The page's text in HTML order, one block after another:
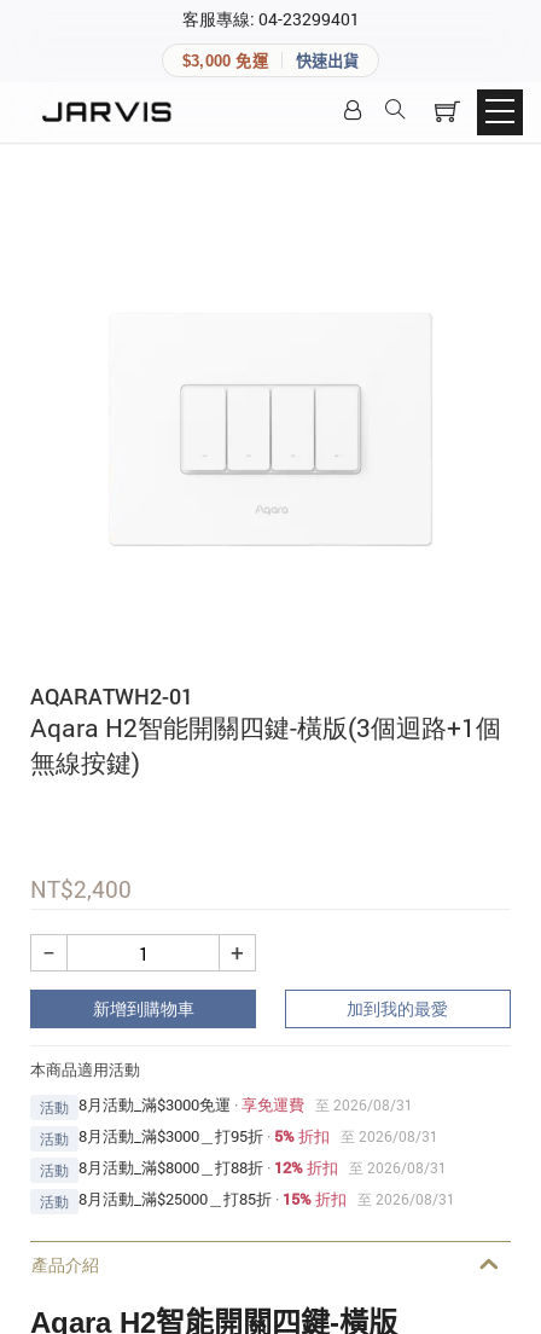
客服專線: 04-23299401
$3,000 免運 快速出貨
AQARATWH2-01
Aqara H2智能開關四鍵-橫版(3個迴路+1個
無線按鍵)
NT$2,400
+
−
新增到購物車 加到我的最愛
本商品適用活動
活動 8月活動_滿$3000免運 ·享免運費
至 2026/08/31
活動 8月活動_滿$3000＿打95折 · 5% 折扣
至 2026/08/31
活動 8月活動_滿$8000＿打88折 · 12% 折扣
至 2026/08/31
活動 8月活動_滿$25000＿打85折 · 15% 折扣 至 2026/08/31
產品介紹
Aqara H2智能開關四鍵-橫版
快速連結
登入後可查看訂單、會員資料與收藏清單。
追蹤我的訂單
加入 JARVIS VIP